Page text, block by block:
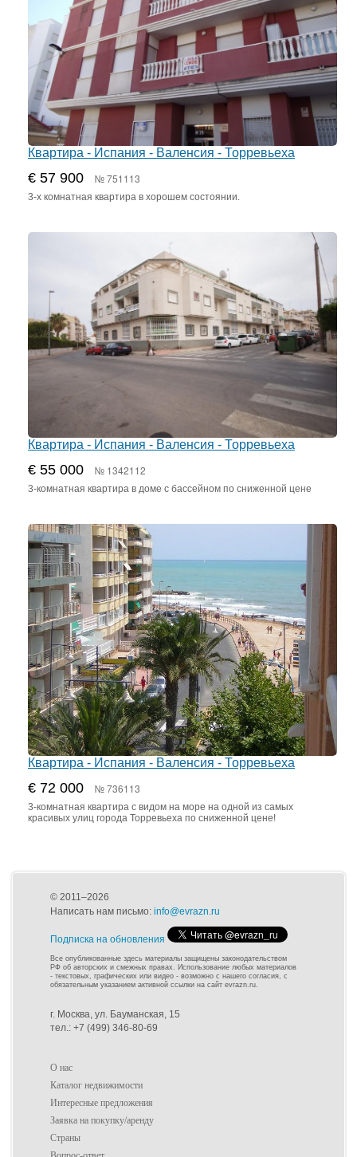
Квартира - Испания - Валенсия - Торревьеха
€ 57 900 № 751113
3-х комнатная квартира в хорошем состоянии.
Квартира - Испания - Валенсия - Торревьеха
€ 55 000 № 1342112
3-комнатная квартира в доме с бассейном по сниженной цене
Квартира - Испания - Валенсия - Торревьеха
€ 72 000 № 736113
3-комнатная квартира с видом на море на одной из самых
красивых улиц города Торревьеха по сниженной цене!
© 2011–2026
Написать нам письмо: info@evrazn.ru
Подписка на обновления
Все опубликованные здесь материалы защищены законодательством
РФ об авторских и смежных правах. Использование любых материалов
- текстовых, графических или видео - возможно с нашего согласия, с
обязательным указанием активной ссылки на сайт evrazn.ru.
г. Москва, ул. Бауманская, 15
тел.: +7 (499) 346-80-69
О нас
Каталог недвижимости
Интересные предложения
Заявка на покупку/аренду
Страны